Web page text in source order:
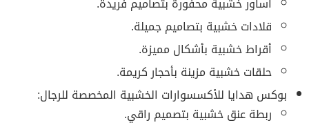
قلادات خشبية بتصاميم جميلة.
أقراط خشبية بأشكال مميزة.
حلقات خشبية مزينة بأحجار كريمة.
بوكس هدايا للأكسسوارات الخشبية المخصصة للرجال:
ربطة عنق خشبية بتصميم راقي.